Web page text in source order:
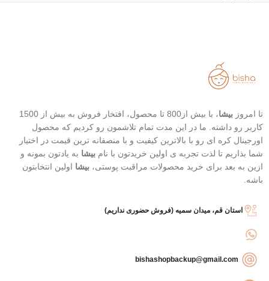
تا امروز بیشا
، با بیش از800 تا محصول، افتخار فروش به بیش از 1500
کاربر رو داشته. ما در این مدت تمام تلاشمون رو کردیم که محصول
اورجینال کره ای رو با بالاترین کیفیت و با منصفانه ترین قیمت در اختیار
شما بذاریم تا لذت تجربه ی اولین خریدتون با نام بیشا به یادتون بمونه و
ازین به بعد برای خرید محصولات مراقبت پوستی، بیشا اولین انتخابتون
باشه.
استان قم، میدان سمیه (فروش حضوری نداریم)